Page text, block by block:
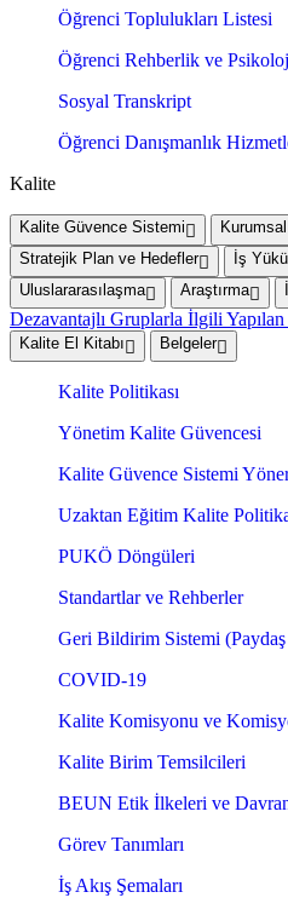
Öğrenci Toplulukları Listesi
Öğrenci Rehberlik ve
Sosyal Transkript
Öğrenci Danışmanlık
Kalite
Kalite Güvence Sistemi
Stratejik Plan ve Hedefler
İş Yükü
Uluslararasılaşma
Araştırma
Dezavantajlı Gruplarla İlgili
Kalite El Kitabı Belgeler
Kalite Politikası
Yönetim Kalite Güvencesi
Kalite Güvence Sistemi
Uzaktan Eğitim Kalite
PUKÖ Döngüleri
Standartlar ve Rehberler
Geri Bildirim Sistemi (Paydaş
COVID-19
Kalite Komisyonu ve
Kalite Birim Temsilcileri
BEUN Etik İlkeleri ve
Görev Tanımları
İş Akış Şemaları